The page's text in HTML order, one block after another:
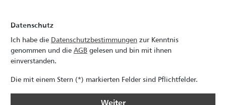
Datenschutz
Ich habe die Datenschutzbestimmungen zur Kenntnis
genommen und die AGB gelesen und bin mit ihnen
einverstanden.
Die mit einem Stern (*) markierten Felder sind Pflichtfelder.